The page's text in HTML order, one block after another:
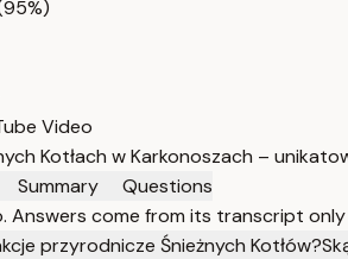
Video
Kotłach w Karkonoszach –
Summary
Questions
Answers come from its transcript
przyrodnicze Śnieżnych Kotłów?